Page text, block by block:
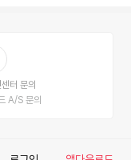
터 문의
A/S 문의